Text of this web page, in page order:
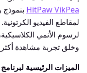
HitPaw VikPea
لمقاطع الفيديو
لرسوم الأنمي
وخلق تجربة مشاهدة أكثر
الميزات الرئيسية لبرنامج HitPaw VikPea